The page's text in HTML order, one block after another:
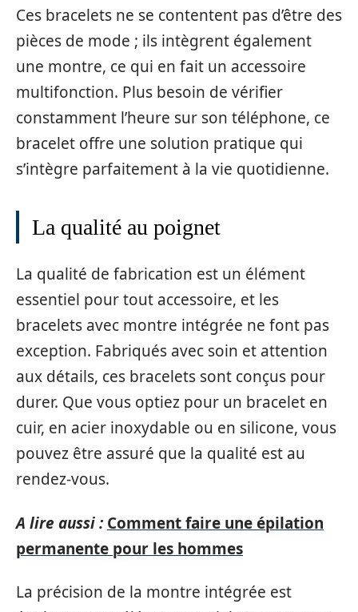
Ces bracelets ne se contentent pas d’être des
pièces de mode ; ils intègrent également
une montre, ce qui en fait un accessoire
multifonction. Plus besoin de vérifier
constamment l’heure sur son téléphone, ce
bracelet offre une solution pratique qui
s’intègre parfaitement à la vie quotidienne.
La qualité au poignet
La qualité de fabrication est un élément
essentiel pour tout accessoire, et les
bracelets avec montre intégrée ne font pas
exception. Fabriqués avec soin et attention
aux détails, ces bracelets sont conçus pour
durer. Que vous optiez pour un bracelet en
cuir, en acier inoxydable ou en silicone, vous
pouvez être assuré que la qualité est au
rendez-vous.
A lire aussi : Comment faire une épilation
permanente pour les hommes
La précision de la montre intégrée est